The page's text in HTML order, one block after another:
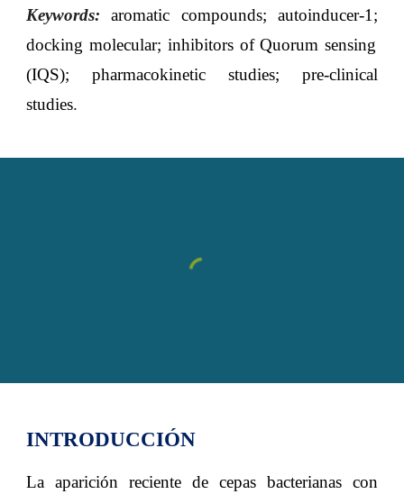
Keywords: aromatic compounds; autoinducer-1 ;
docking molecular; inhibitors of Quorum sensing
(IQS); pharmacokinetic studies; pre-clinical
studies.
INTRODUCCIÓN
La aparición reciente de cepas bacterianas con